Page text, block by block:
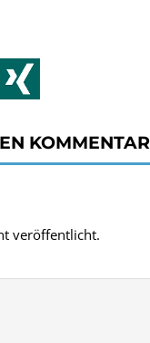
KOMMENTAR
veröffentlicht.